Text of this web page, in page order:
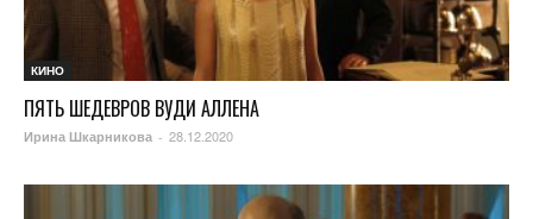
КИНО
ПЯТЬ ШЕДЕВРОВ ВУДИ АЛЛЕНА
Ирина Шкарникова - 28.12.2020